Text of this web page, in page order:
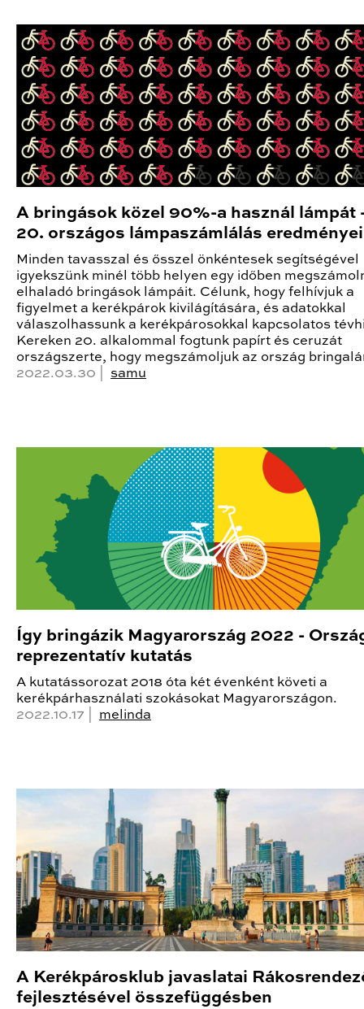
A bringások közel 90%-a használ lámpát
20. országos lámpaszámlálás eredményei
Minden tavasszal és ősszel önkéntesek segítségével
igyekszünk minél több helyen egy időben
elhaladó bringások lámpáit. Célunk, hogy felhívjuk a
figyelmet a kerékpárok kivilágítására, és adatokkal
válaszolhassunk a kerékpárosokkal kapcsolatos
Kereken 20. alkalommal fogtunk papírt és ceruzát
országszerte, hogy megszámoljuk az ország
2022.03.30 | samu
Így bringázik Magyarország 2022 -
reprezentatív kutatás
A kutatássorozat 2018 óta két évenként követi a
kerékpárhasználati szokásokat Magyarországon.
2022.10.17 | melinda
A Kerékpárosklub javaslatai
fejlesztésével összefüggésben